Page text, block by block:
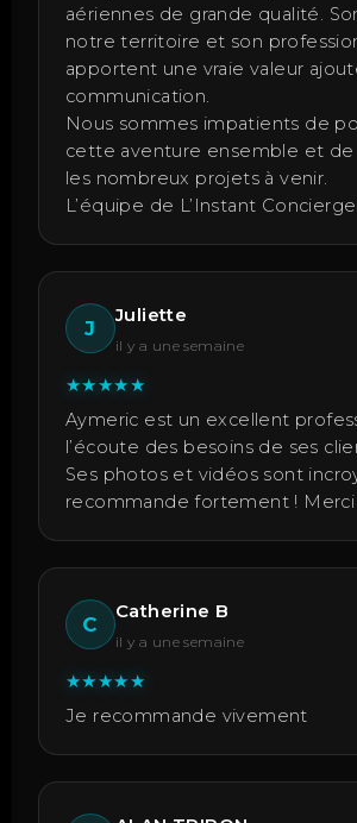
aériennes de grande qualité.
notre territoire et son
apportent une vraie valeur
communication.
Nous sommes impatients de
cette aventure ensemble et de
les nombreux projets à venir.
L’équipe de L’Instant
J
Juliette
il y a une semaine
★★★★★
Aymeric est un excellent
l’écoute des besoins de ses
Ses photos et vidéos sont
recommande fortement !
C
Catherine B
il y a une semaine
★★★★★
Je recommande vivement